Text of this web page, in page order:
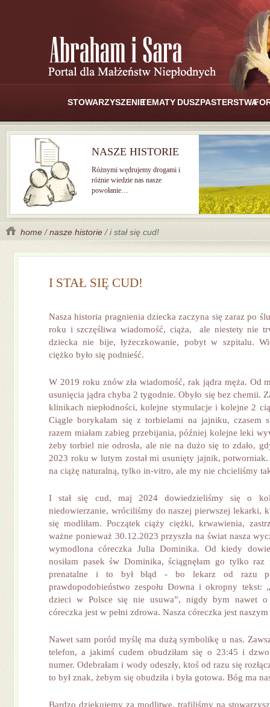
STOWARZYSZENIETEMATY DUSZPASTERSTWA
NASZE HISTORIE
Różnymi wędrujemy drogami i
różnie wiedzie nas nasze
powołanie…
home /nasze historie / i stał się cud!
I STAŁ SIĘ CUD!
Nasza historia pragnienia dziecka zaczyna się zaraz po
roku i szczęśliwa wiadomość, ciąża, ale niestety nie
dziecka nie bije, łyżeczkowanie, pobyt w szpitalu.
ciężko było się podnieść.
W 2019 roku znów zła wiadomość, rak jądra męża. Od
usunięcia jądra chyba 2 tygodnie. Obyło się bez chemii.
klinikach niepłodności, kolejne stymulacje i kolejne 2
Ciągle borykałam się z torbielami na jajniku, czasem
razem miałam zabieg przebijania, później kolejne leki
żeby torbiel nie odrosła, ale nie na dużo się to zdało,
2023 roku w lutym został mi usunięty jajnik, potworniak.
na ciążę naturalną, tylko in-vitro, ale my nie chcieliśmy
I stał się cud, maj 2024 dowiedzieliśmy się o
niedowierzanie, wróciliśmy do naszej pierwszej lekarki,
się modliłam. Początek ciąży ciężki, krwawienia,
ważne ponieważ 30.12.2023 przyszła na świat nasza
wymodlona córeczka Julia Dominika. Od kiedy
nosiłam pasek św Dominika, ściągnęłam go tylko raz
prenatalne i to był błąd - bo lekarz od razu
prawdopodobieństwo zespołu Downa i okropny tekst:
dzieci w Polsce się nie usuwa”, nigdy bym nawet o
córeczka jest w pełni zdrowa. Nasza córeczka jest
Nawet sam poród myślę ma dużą symbolikę u nas.
telefon, a jakimś cudem obudziłam się o 23:45 i
numer. Odebrałam i wody odeszły, ktoś od razu się
to był znak, żebym się obudziła i była gotowa. Bóg ma
Bardzo dziękujemy za modlitwę, trafiliśmy na